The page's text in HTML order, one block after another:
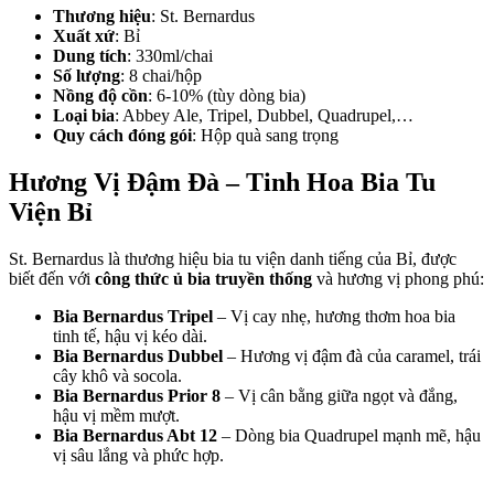
Thương hiệu: St. Bernardus
Xuất xứ: Bỉ
Dung tích: 330ml/chai
Số lượng: 8 chai/hộp
Nồng độ cồn: 6-10% (tùy dòng bia)
Loại bia: Abbey Ale, Tripel, Dubbel, Quadrupel,…
Quy cách đóng gói: Hộp quà sang trọng
Hương Vị Đậm Đà – Tinh Hoa Bia Tu
Viện Bỉ
St. Bernardus là thương hiệu bia tu viện danh tiếng của Bỉ, được
biết đến với công thức ủ bia truyền thống và hương vị phong phú:
Bia Bernardus Tripel – Vị cay nhẹ, hương thơm hoa bia
tinh tế, hậu vị kéo dài.
Bia Bernardus Dubbel – Hương vị đậm đà của caramel, trái
cây khô và socola.
Bia Bernardus Prior 8 – Vị cân bằng giữa ngọt và đắng,
hậu vị mềm mượt.
Bia Bernardus Abt 12 – Dòng bia Quadrupel mạnh mẽ, hậu
vị sâu lắng và phức hợp.